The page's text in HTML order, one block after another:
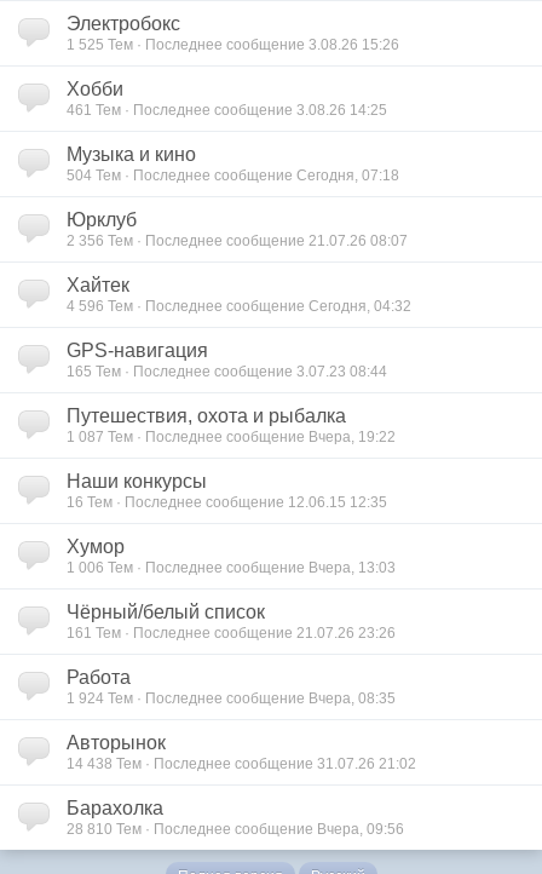
Электробокс
1 525 Тем · Последнее сообщение 3.08.26 15:26
Хобби
461 Тем · Последнее сообщение 3.08.26 14:25
Музыка и кино
504 Тем · Последнее сообщение Сегодня, 07:18
Юрклуб
2 356 Тем · Последнее сообщение 21.07.26 08:07
Хайтек
4 596 Тем · Последнее сообщение Сегодня, 04:32
GPS-навигация
165 Тем · Последнее сообщение 3.07.23 08:44
Путешествия, охота и рыбалка
1 087 Тем · Последнее сообщение Вчера, 19:22
Наши конкурсы
16 Тем · Последнее сообщение 12.06.15 12:35
Хумор
1 006 Тем · Последнее сообщение Вчера, 13:03
Чёрный/белый список
161 Тем · Последнее сообщение 21.07.26 23:26
Работа
1 924 Тем · Последнее сообщение Вчера, 08:35
Авторынок
14 438 Тем · Последнее сообщение 31.07.26 21:02
Барахолка
28 810 Тем · Последнее сообщение Вчера, 09:56